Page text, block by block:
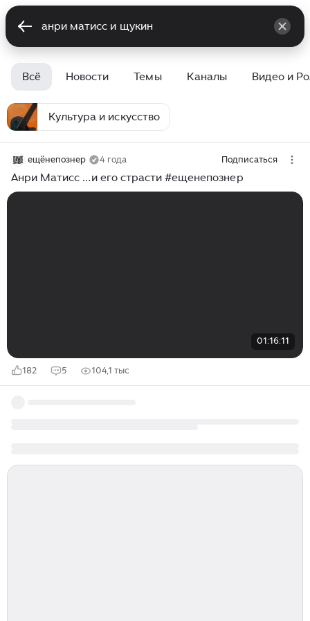
Всё Новости Темы Каналы Видео и
Культура и искусство
ещёнепознер 4 года Подписаться
Анри Матисс …и его страсти #ещенепознер
01:16:11
182 5 104,1 тыс